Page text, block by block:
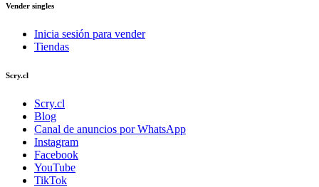
Vender singles
Inicia sesión para vender
Tiendas
Scry.cl
Scry.cl
Blog
Canal de anuncios por WhatsApp
Instagram
Facebook
YouTube
TikTok